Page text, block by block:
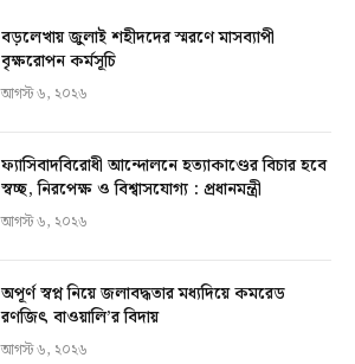
বড়লেখায় জুলাই শহীদদের স্মরণে মাসব্যাপী
বৃক্ষরোপন কর্মসূচি
আগস্ট ৬, ২০২৬
ফ্যাসিবাদবিরোধী আন্দোলনে হত্যাকাণ্ডের বিচার হবে
স্বচ্ছ, নিরপেক্ষ ও বিশ্বাসযোগ্য : প্রধানমন্ত্রী
আগস্ট ৬, ২০২৬
অপূর্ণ স্বপ্ন নিয়ে জলাবদ্ধতার মধ্যদিয়ে কমরেড
রণজিৎ বাওয়ালি’র বিদায়
আগস্ট ৬, ২০২৬